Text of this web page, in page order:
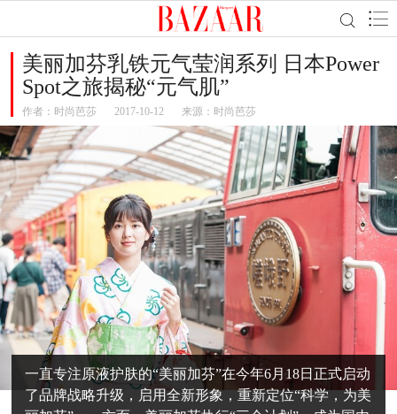
美丽加芬乳铁元气莹润系列 日本Power
Spot之旅揭秘“元气肌”
作者： 时尚芭莎 2017-10-12 来源：时尚芭莎
一直专注原液护肤的“美丽加芬”在今年6月18日正式启动
了品牌战略升级，启用全新形象，重新定位“科学，为美